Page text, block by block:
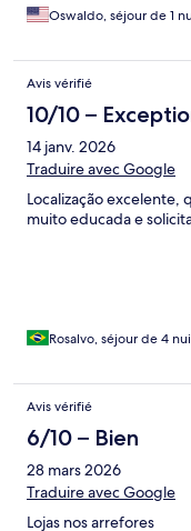
Oswaldo, séjour de 1
Avis vérifié
10/10 –
14 janv. 2026
Traduire avec Google
Localização
muito educada e
Rosalvo, séjour de 4
Avis vérifié
6/10 – Bien
28 mars 2026
Traduire avec Google
Lojas nos arrefores